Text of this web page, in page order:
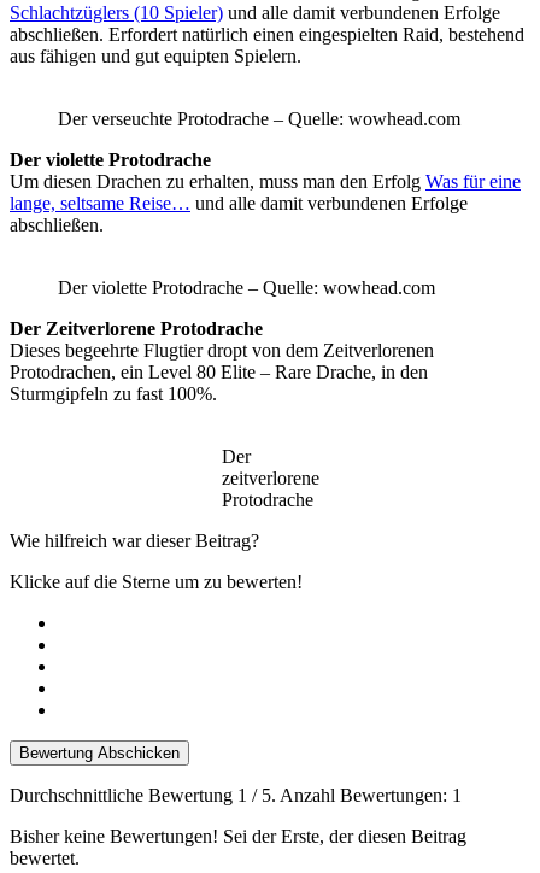
Schlachtzüglers (10 Spieler) und alle damit verbundenen Erfolge
abschließen. Erfordert natürlich einen eingespielten Raid, bestehend
aus fähigen und gut equipten Spielern.
Der verseuchte Protodrache – Quelle: wowhead.com
Der violette Protodrache
Um diesen Drachen zu erhalten, muss man den Erfolg Was für eine
lange, seltsame Reise… und alle damit verbundenen Erfolge
abschließen.
Der violette Protodrache – Quelle: wowhead.com
Der Zeitverlorene Protodrache
Dieses begeehrte Flugtier dropt von dem Zeitverlorenen
Protodrachen, ein Level 80 Elite – Rare Drache, in den
Sturmgipfeln zu fast 100%.
Der
zeitverlorene
Protodrache
Wie hilfreich war dieser Beitrag?
Klicke auf die Sterne um zu bewerten!
Bewertung Abschicken
Durchschnittliche Bewertung 1 / 5. Anzahl Bewertungen: 1
Bisher keine Bewertungen! Sei der Erste, der diesen Beitrag
bewertet.